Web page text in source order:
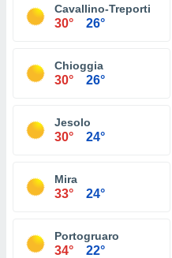
Cavallino-Treporti
30° 26°
Chioggia
30° 26°
Jesolo
30° 24°
Mira
33° 24°
Portogruaro
34° 22°